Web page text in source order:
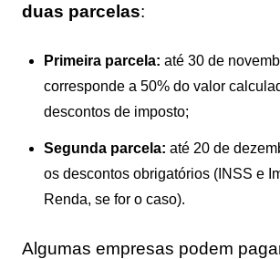
duas parcelas:
Primeira parcela: até 30 de
corresponde a 50% do valor
descontos de imposto;
Segunda parcela: até 20 de
os descontos obrigatórios (INSS e
Renda, se for o caso).
Algumas empresas podem